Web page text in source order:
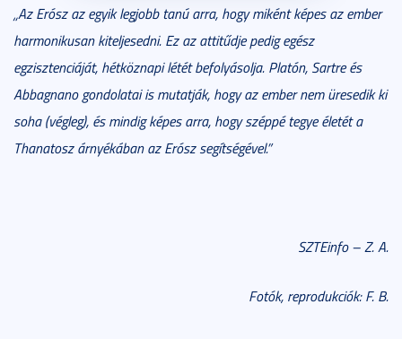
„Az Erósz az egyik legjobb tanú arra, hogy miként képes az ember
harmonikusan kiteljesedni. Ez az attitűdje pedig egész
egzisztenciáját, hétköznapi létét befolyásolja. Platón, Sartre és
Abbagnano gondolatai is mutatják, hogy az ember nem üresedik ki
soha (végleg), és mindig képes arra, hogy széppé tegye életét a
Thanatosz árnyékában az Erósz segítségével.”
SZTEinfo – Z. A.
Fotók, reprodukciók: F. B.